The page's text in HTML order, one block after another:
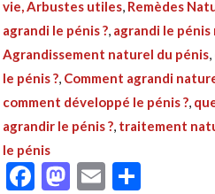
Naturel
du
Pénis,
Allongement
et
bien
Dure
vie, Arbustes utiles, Remèdes
agrandi le pénis ?, agrandi le
Agrandissement naturel du pénis,
le pénis ?, Comment agrandi
comment développé le pénis ?,
agrandir le pénis ?, traitement
le pénis
Facebook
Mastodon
Email